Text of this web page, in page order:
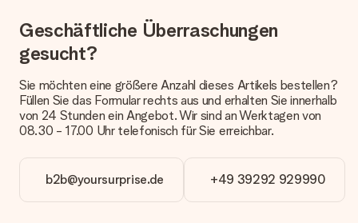
Personalisierung. So ist und bleibt es übersichtlich!
Hat mein Foto die richtige Qualität?
Wir möchten sicherstellen, dass du mit deinem Geschenk
rundum zufrieden bist. Deshalb ist es wichtig, qualitativ
hochwertige Fotos zu verwenden. Wenn du dir nicht sicher
bist, ob dein Bild die erforderliche Qualität aufweist, wende
dich bitte an unseren Kundenservice und füge dein Foto
möchtest. Unser Kundenservice kann dann die Qualität für
dich überprüfen!
Welche Dateien kann ich hochladen?
Geschäftliche Überraschungen
gesucht?
Sie möchten eine größere Anzahl dieses Artikels bestellen?
Füllen Sie das Formular rechts aus und erhalten Sie innerhalb
von 24 Stunden ein Angebot. Wir sind an Werktagen von
08.30 - 17.00 Uhr telefonisch für Sie erreichbar.
b2b@yoursurprise.de +49 39292 929990